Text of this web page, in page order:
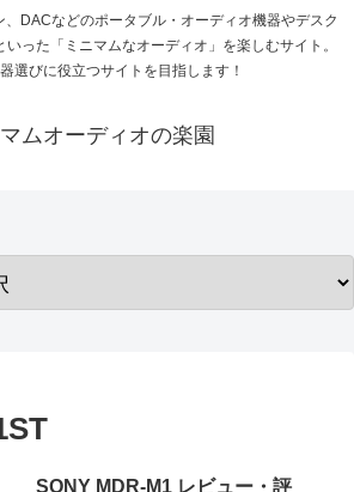
DACなどのポータブル・オーディオ機器やデスク
いった「ミニマムなオーディオ」を楽しむサイト。
選びに役立つサイトを目指します！
ムオーディオの楽園
SONY MDR-M1 レビュー・評